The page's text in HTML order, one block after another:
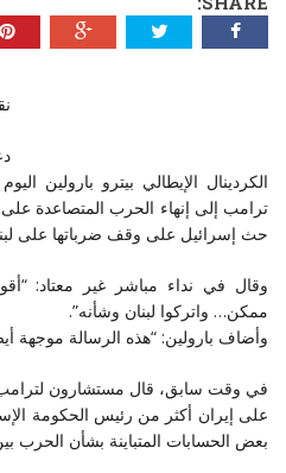
الكردينال الإيطالي بيترو بارولين
ترامب إلى إنهاء الحرب المتصاعدة
حث إسرائيل على وقف ضرباتها على
وقال في نداء مباشر غير معتاد:
ممكن… واتركوا لبنان وشأنه”.
وأضاف بارولين: “هذه الرسالة موجهة
في وقت سابق، قال مستشارون لترامب
على إيران أكثر من رئيس الحكومة
بعض الحسابات المتباينة بشأن الحرب